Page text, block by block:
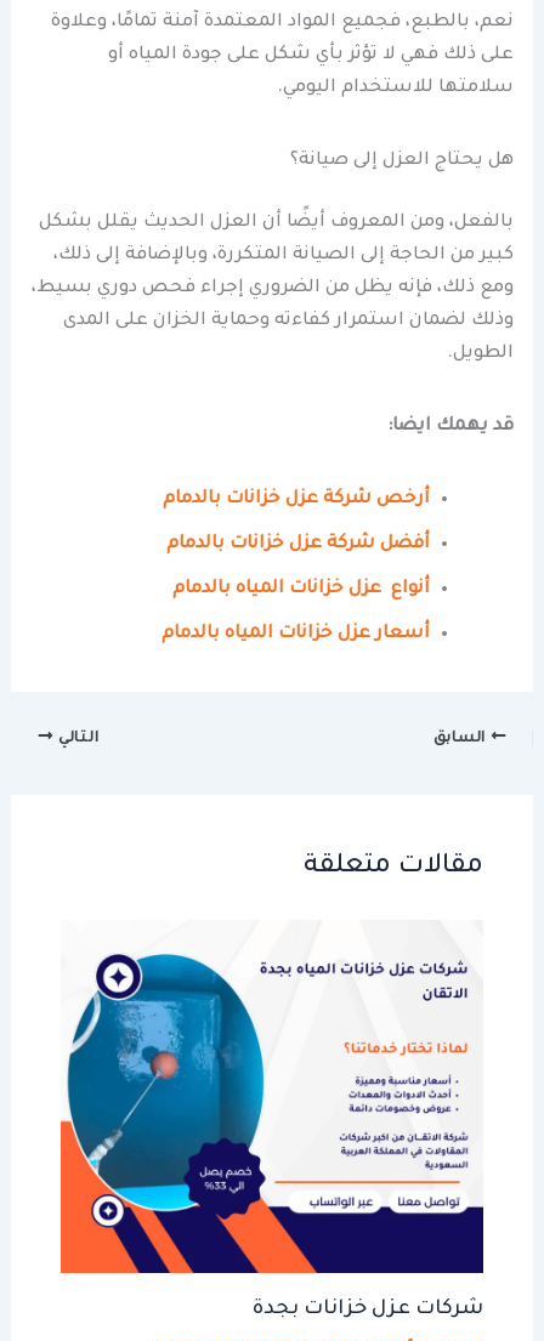
نعم، بالطبع، فجميع المواد المعتمدة آمنة تمامًا، وعلاوة
على ذلك فهي لا تؤثر بأي شكل على جودة المياه أو
سلامتها للاستخدام اليومي.
هل يحتاج العزل إلى صيانة؟
بالفعل، ومن المعروف أيضًا أن العزل الحديث يقلل بشكل
كبير من الحاجة إلى الصيانة المتكررة، وبالإضافة إلى ذلك،
ومع ذلك، فإنه يظل من الضروري إجراء فحص دوري بسيط،
وذلك لضمان استمرار كفاءته وحماية الخزان على المدى
الطويل.
قد يهمك ايضا:
أرخص شركة عزل خزانات بالدمام
أفضل شركة عزل خزانات بالدمام
أنواع عزل خزانات المياه بالدمام
أسعار عزل خزانات المياه بالدمام
السابق التالي
مقالات متعلقة
شركات عزل خزانات بجدة